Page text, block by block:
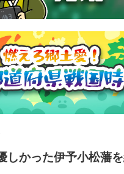
しかった伊予小松藩